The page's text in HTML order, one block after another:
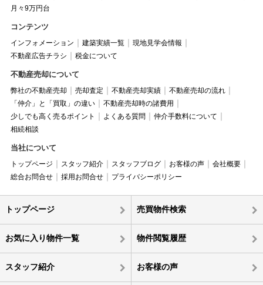
月々9万円台
コンテンツ
インフォメーション 建築実績一覧
現地見学会情報
不動産広告チラシ
税金について
不動産売却について
弊社の不動産売却 売却査定 不動産売却実績
不動産売却の流れ
「仲介」と「買取」の違い
不動産売却時の諸費用
少しでも高く売るポイント
よくある質問
仲介手数料について
相続相談
当社について
トップページ スタッフ紹介 スタッフブログ お客様の声
会社概要
総合お問合せ
採用お問合せ プライバシーポリシー
トップページ 売買物件検索
お気に入り物件一覧 物件閲覧履歴
スタッフ紹介 お客様の声